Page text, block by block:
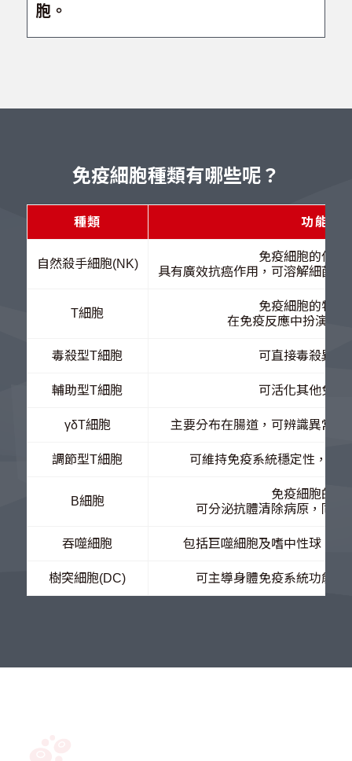
胞。
免疫細胞種類有哪些呢？
種類 功能
自然殺手細胞(NK)
免疫細胞的偵察
具有廣效抗癌作用，可溶解細菌病
T細胞
免疫細胞的特種
在免疫反應中扮演著
毒殺型T細胞 可直接毒殺異常
輔助型T細胞 可活化其他免疫
γδT細胞 主要分布在腸道，可辨識異常細
調節型T細胞 可維持免疫系統穩定性，防
B細胞
免疫細胞的導
可分泌抗體清除病原，同時
吞噬細胞 包括巨噬細胞及嗜中性球，可
樹突細胞(DC) 可主導身體免疫系統功能，